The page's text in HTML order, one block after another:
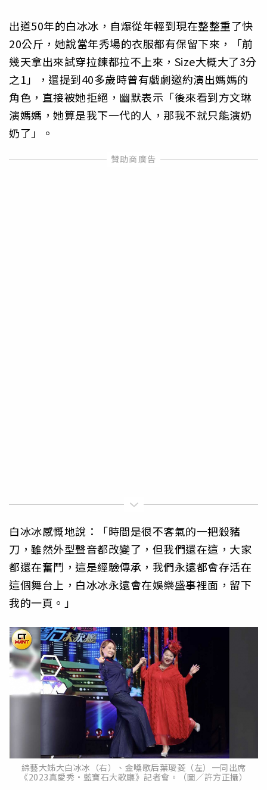
出道50年的白冰冰，自爆從年輕到現在整整重了快
20公斤，她說當年秀場的衣服都有保留下來，「前
幾天拿出來試穿拉鍊都拉不上來，Size大概大了3分
之1」，還提到40多歲時曾有戲劇邀約演出媽媽的
角色，直接被她拒絕，幽默表示「後來看到方文琳
演媽媽，她算是我下一代的人，那我不就只能演奶
奶了」。
白冰冰感慨地說：「時間是很不客氣的一把殺豬
刀，雖然外型聲音都改變了，但我們還在這，大家
都還在奮鬥，這是經驗傳承，我們永遠都會存活在
這個舞台上，白冰冰永遠會在娛樂盛事裡面，留下
我的一頁。」
綜藝大姊大白冰冰（右）、金嗓歌后葉璦菱（左）一同出席
《2023真愛秀·藍寶石大歌廳》記者會。（圖／許方正攝）